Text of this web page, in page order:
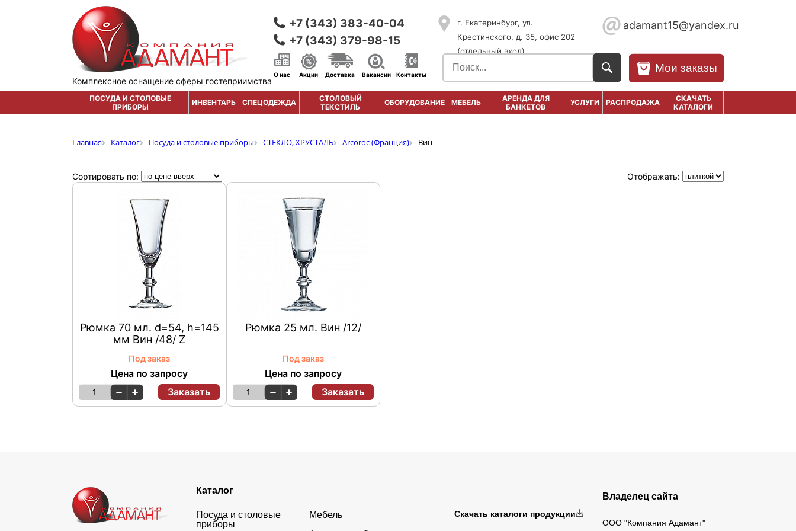
Комплексное оснащение сферы гостеприимства
+7 (343) 383-40-04
+7 (343) 379-98-15
г. Екатеринбург, ул.
Крестинского, д. 35, офис 202
(отдельный вход)
adamant15@yandex.ru
Мои заказы
О нас Акции Доставка Вакансии Контакты
ПОСУДА И СТОЛОВЫЕ
ПРИБОРЫ
ИНВЕНТАРЬ СПЕЦОДЕЖДА
СТОЛОВЫЙ
ТЕКСТИЛЬ
ОБОРУДОВАНИЕ МЕБЕЛЬ
АРЕНДА ДЛЯ
БАНКЕТОВ
УСЛУГИ РАСПРОДАЖА
СКАЧАТЬ
КАТАЛОГИ
Главная Каталог Посуда и столовые приборы СТЕКЛО, ХРУСТАЛЬ Arcoroc (Франция) Вин
Сортировать по: Отображать:
Рюмка 70 мл. d=54, h=145
мм Вин /48/ Z
Под заказ
Цена по запросу
1 Заказать
Рюмка 25 мл. Вин /12/
Под заказ
Цена по запросу
1 Заказать
Каталог
Посуда и столовые
приборы
Мебель
Скачать каталоги продукции
Владелец сайта
ООО "Компания Адамант"